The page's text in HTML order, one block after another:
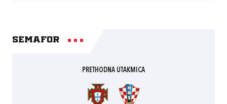
Semafor
PRETHODNA UTAKMICA